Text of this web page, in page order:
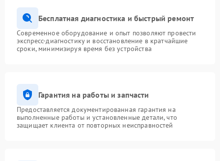
Бесплатная диагностика и быстрый ремонт
Современное оборудование и опыт позволяют провести
экспресс-диагностику и восстановление в кратчайшие
сроки, минимизируя время без устройства
Гарантия на работы и запчасти
Предоставляется документированная гарантия на
выполненные работы и установленные детали, что
защищает клиента от повторных неисправностей